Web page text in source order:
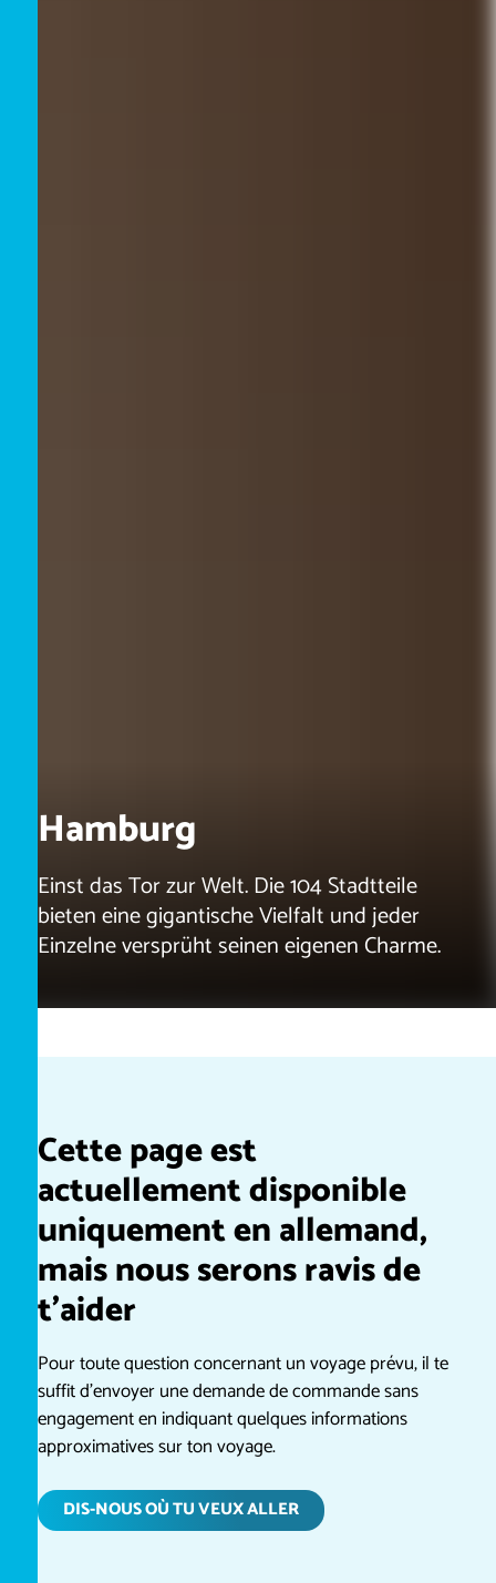
Hamburg
Einst das Tor zur Welt. Die 104 Stadtteile
bieten eine gigantische Vielfalt und jeder
Einzelne versprüht seinen eigenen Charme.
Cette page est
actuellement disponible
uniquement en allemand,
mais nous serons ravis de
t’aider
Pour toute question concernant un voyage prévu, il te
suffit d’envoyer une demande de commande sans
engagement en indiquant quelques informations
approximatives sur ton voyage.
DIS-NOUS OÙ TU VEUX ALLER